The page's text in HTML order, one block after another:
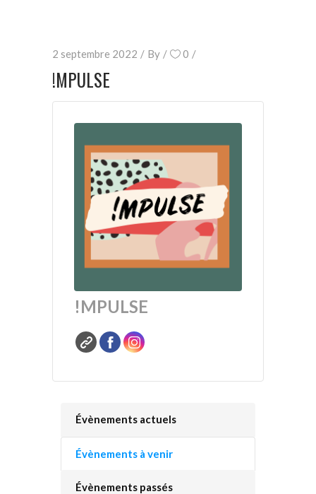
2 septembre 2022 By 0
!MPULSE
!MPULSE
Évènements actuels
Évènements à venir
Évènements passés